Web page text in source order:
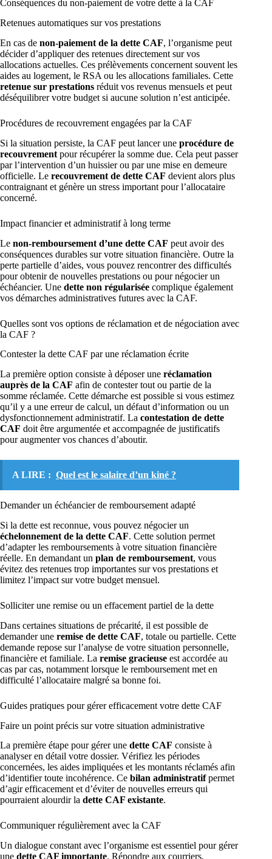
Conséquences du non-paiement de votre dette à la CAF
Retenues automatiques sur vos prestations
En cas de non-paiement de la dette CAF, l’organisme peut
décider d’appliquer des retenues directement sur vos
allocations actuelles. Ces prélèvements concernent souvent les
aides au logement, le RSA ou les allocations familiales. Cette
retenue sur prestations réduit vos revenus mensuels et peut
déséquilibrer votre budget si aucune solution n’est anticipée.
Procédures de recouvrement engagées par la CAF
Si la situation persiste, la CAF peut lancer une procédure de
recouvrement pour récupérer la somme due. Cela peut passer
par l’intervention d’un huissier ou par une mise en demeure
officielle. Le recouvrement de dette CAF devient alors plus
contraignant et génère un stress important pour l’allocataire
concerné.
Impact financier et administratif à long terme
Le non-remboursement d’une dette CAF peut avoir des
conséquences durables sur votre situation financière. Outre la
perte partielle d’aides, vous pouvez rencontrer des difficultés
pour obtenir de nouvelles prestations ou pour négocier un
échéancier. Une dette non régularisée complique également
vos démarches administratives futures avec la CAF.
Quelles sont vos options de réclamation et de négociation avec
la CAF ?
Contester la dette CAF par une réclamation écrite
La première option consiste à déposer une réclamation
auprès de la CAF afin de contester tout ou partie de la
somme réclamée. Cette démarche est possible si vous estimez
qu’il y a une erreur de calcul, un défaut d’information ou un
dysfonctionnement administratif. La contestation de dette
CAF doit être argumentée et accompagnée de justificatifs
pour augmenter vos chances d’aboutir.
A LIRE : Quel est le salaire d’un kiné ?
Demander un échéancier de remboursement adapté
Si la dette est reconnue, vous pouvez négocier un
échelonnement de la dette CAF. Cette solution permet
d’adapter les remboursements à votre situation financière
réelle. En demandant un plan de remboursement, vous
évitez des retenues trop importantes sur vos prestations et
limitez l’impact sur votre budget mensuel.
Solliciter une remise ou un effacement partiel de la dette
Dans certaines situations de précarité, il est possible de
demander une remise de dette CAF, totale ou partielle. Cette
demande repose sur l’analyse de votre situation personnelle,
financière et familiale. La remise gracieuse est accordée au
cas par cas, notamment lorsque le remboursement met en
difficulté l’allocataire malgré sa bonne foi.
Guides pratiques pour gérer efficacement votre dette CAF
Faire un point précis sur votre situation administrative
La première étape pour gérer une dette CAF consiste à
analyser en détail votre dossier. Vérifiez les périodes
concernées, les aides impliquées et les montants réclamés afin
d’identifier toute incohérence. Ce bilan administratifpermet
d’agir efficacement et d’éviter de nouvelles erreurs qui
pourraient alourdir la dette CAF existante.
Communiquer régulièrement avec la CAF
Un dialogue constant avec l’organisme est essentiel pour gérer
une dette CAF importante. Répondre aux courriers,